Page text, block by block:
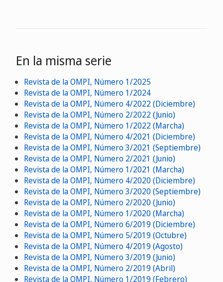
En la misma serie
Revista de la OMPI, Número 1/2025
Revista de la OMPI, Número 1/2024
Revista de la OMPI, Número 4/2022 (Diciembre)
Revista de la OMPI, Número 2/2022 (Junio)
Revista de la OMPI, Número 1/2022 (Marcha)
Revista de la OMPI, Número 4/2021 (Diciembre)
Revista de la OMPI, Número 3/2021 (Septiembre)
Revista de la OMPI, Número 2/2021 (Junio)
Revista de la OMPI, Número 1/2021 (Marcha)
Revista de la OMPI, Número 4/2020 (Diciembre)
Revista de la OMPI, Número 3/2020 (Septiembre)
Revista de la OMPI, Número 2/2020 (Junio)
Revista de la OMPI, Número 1/2020 (Marcha)
Revista de la OMPI, Número 6/2019 (Diciembre)
Revista de la OMPI, Número 5/2019 (Octubre)
Revista de la OMPI, Número 4/2019 (Agosto)
Revista de la OMPI, Número 3/2019 (Junio)
Revista de la OMPI, Número 2/2019 (Abril)
Revista de la OMPI, Número 1/2019 (Febrero)